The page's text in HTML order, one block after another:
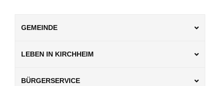
GEMEINDE
LEBEN IN KIRCHHEIM
BÜRGERSERVICE